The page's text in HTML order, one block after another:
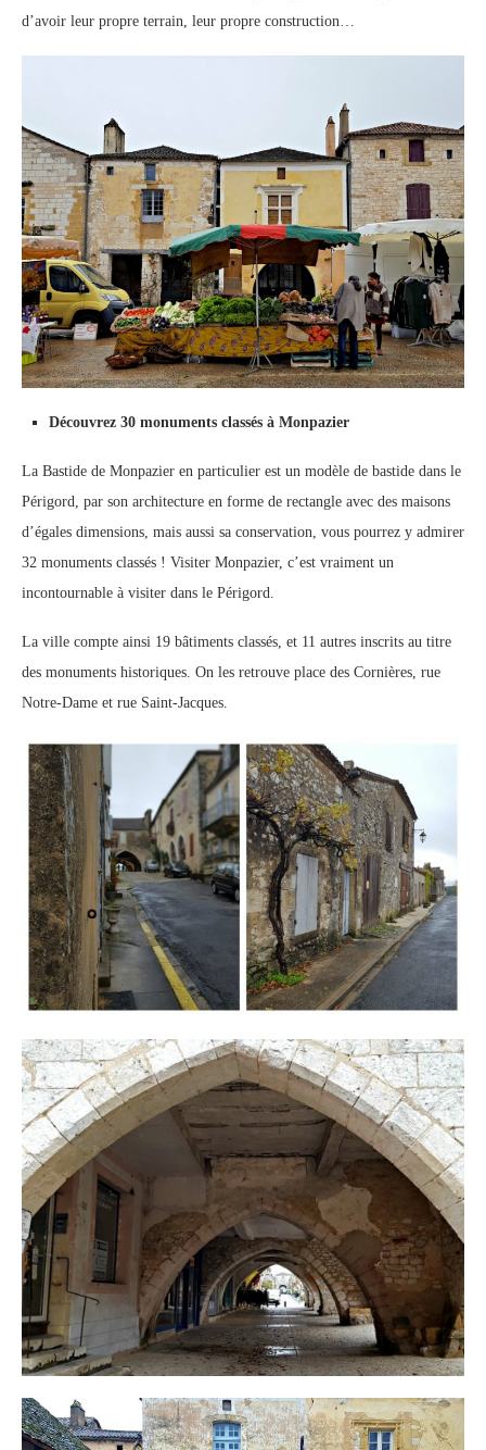
d’avoir leur propre terrain, leur propre construction…
Découvrez 30 monuments classés à Monpazier
La Bastide de Monpazier en particulier est un modèle de bastide dans le
Périgord, par son architecture en forme de rectangle avec des maisons
d’égales dimensions, mais aussi sa conservation, vous pourrez y admirer
32 monuments classés ! Visiter Monpazier, c’est vraiment un
incontournable à visiter dans le Périgord.
La ville compte ainsi 19 bâtiments classés, et 11 autres inscrits au titre
des monuments historiques. On les retrouve place des Cornières, rue
Notre-Dame et rue Saint-Jacques.